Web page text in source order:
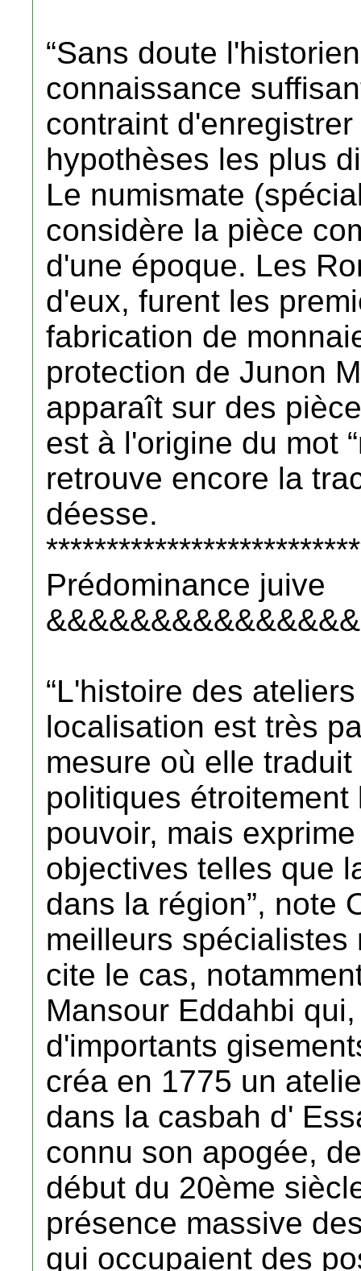
“Sans doute
connaissance
contraint
hypothèses les plus
Le numismate
considère la pièce
d'une époque. Les
d'eux, furent les
fabrication de
protection de Junon
apparaît sur des
est à l'origine du mot
retrouve encore la
déesse.
Prédominance juive
“L'histoire des
localisation est très
mesure où elle
politiques
pouvoir, mais
objectives telles que
dans la région”, note
meilleurs
cite le cas,
Mansour Eddahbi
d'importants
créa en 1775 un
dans la casbah d'
connu son apogée,
début du 20ème
présence massive
qui occupaient des